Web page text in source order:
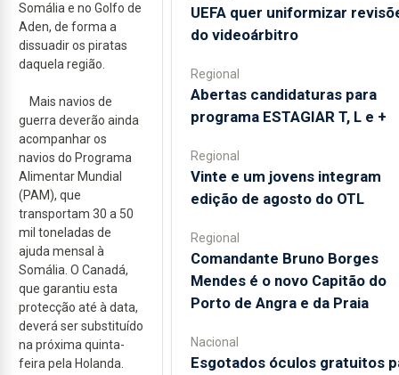
Somália e no Golfo de
Aden, de forma a
dissuadir os piratas
daquela região.
Mais navios de
guerra deverão ainda
acompanhar os
navios do Programa
Alimentar Mundial
(PAM), que
transportam 30 a 50
mil toneladas de
ajuda mensal à
Somália. O Canadá,
que garantiu esta
protecção até à data,
deverá ser substituído
na próxima quinta-
feira pela Holanda.
UEFA quer uniformizar
do videoárbitro
Regional
Abertas candidaturas para
programa ESTAGIAR T, L e +
Regional
Vinte e um jovens integram
edição de agosto do OTL
Regional
Comandante Bruno Borges
Mendes é o novo Capitão do
Porto de Angra e da Praia
Nacional
Esgotados óculos gratuitos